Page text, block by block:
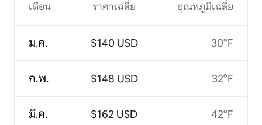
เดือน
ม.ค.
ก.พ.
มี.ค.
ราคาเฉลี่ย
$140 USD
$148 USD
$162 USD
อุณหภูมิเฉลี่ย
30°F
32°F
42°F